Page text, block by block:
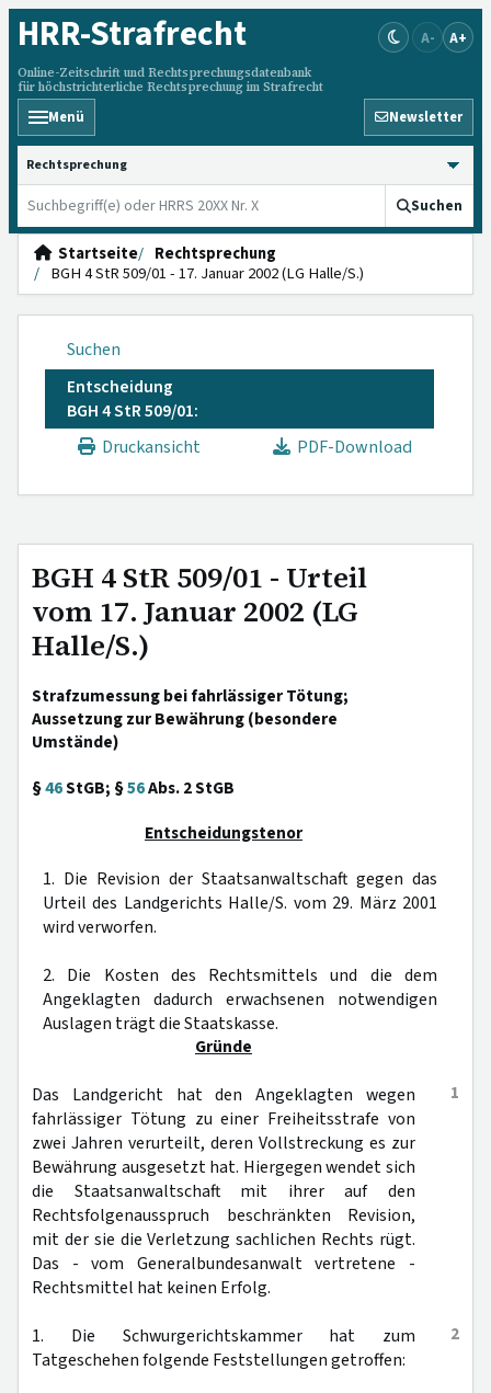
HRR-Strafrecht
Online-Zeitschrift und Rechtsprechungsdatenbank
für höchstrichterliche Rechtsprechung im Strafrecht
A- A+
Menü Newsletter
HRRS durchsuchen
Suchen
Startseite
Rechtsprechung
BGH 4 StR 509/01 - 17. Januar 2002 (LG Halle/S.)
Suchen
Entscheidung
BGH 4 StR 509/01:
Druckansicht
PDF-Download
BGH 4 StR 509/01 - Urteil
vom 17. Januar 2002 (LG
Halle/S.)
Strafzumessung bei fahrlässiger Tötung;
Aussetzung zur Bewährung (besondere
Umstände)
§46StGB; §56Abs. 2 StGB
Entscheidungstenor
1. Die Revision der Staatsanwaltschaft gegen das
Urteil des Landgerichts Halle/S. vom 29. März 2001
wird verworfen.
2. Die Kosten des Rechtsmittels und die dem
Angeklagten dadurch erwachsenen notwendigen
Auslagen trägt die Staatskasse.
Gründe
1
Das Landgericht hat den Angeklagten wegen
fahrlässiger Tötung zu einer Freiheitsstrafe von
zwei Jahren verurteilt, deren Vollstreckung es zur
Bewährung ausgesetzt hat. Hiergegen wendet sich
die Staatsanwaltschaft mit ihrer auf den
Rechtsfolgenausspruch beschränkten Revision,
mit der sie die Verletzung sachlichen Rechts rügt.
Das - vom Generalbundesanwalt vertretene -
Rechtsmittel hat keinen Erfolg.
2
1. Die Schwurgerichtskammer hat zum
Tatgeschehen folgende Feststellungen getroffen: